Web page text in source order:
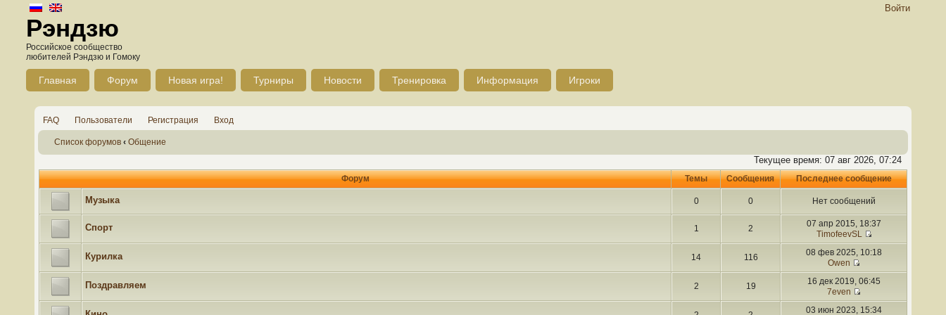
Войти
Рэндзю
Российское сообщество
любителей Рэндзю и Гомоку
Главная Форум Новая игра! Турниры Новости Тренировка Информация Игроки
FAQ Пользователи Регистрация Вход
Список форумов ‹ Общение
Текущее время: 07 авг 2026, 07:24
Форум Темы Сообщения Последнее сообщение
Музыка 0 0 Нет сообщений
Спорт 1 2
07 апр 2015, 18:37
TimofeevSL
Курилка 14 116
08 фев 2025, 10:18
Owen
Поздравляем 2 19
16 дек 2019, 06:45
7even
03 июн 2023, 15:34